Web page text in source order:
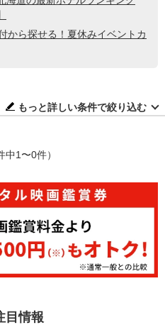
から探せる！夏休みイベントカ
もっと詳しい条件で絞り込む
中1〜0件）
目情報